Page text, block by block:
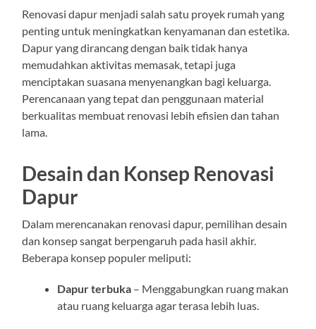
Renovasi dapur menjadi salah satu proyek rumah yang
penting untuk meningkatkan kenyamanan dan estetika.
Dapur yang dirancang dengan baik tidak hanya
memudahkan aktivitas memasak, tetapi juga
menciptakan suasana menyenangkan bagi keluarga.
Perencanaan yang tepat dan penggunaan material
berkualitas membuat renovasi lebih efisien dan tahan
lama.
Desain dan Konsep Renovasi
Dapur
Dalam merencanakan renovasi dapur, pemilihan desain
dan konsep sangat berpengaruh pada hasil akhir.
Beberapa konsep populer meliputi:
Dapur terbuka – Menggabungkan ruang makan
atau ruang keluarga agar terasa lebih luas.